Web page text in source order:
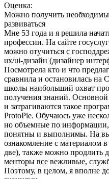
Оценка:
Можно получить
развиваться
Мне 53 года и я решила
профессии. На сайте
можно отучиться с
ux/ui-дизайн (дизайнер
Посмотрела кто и что
сравнила и остановилась на
школы наибольший охват
получения знаний. Основной
и затрагиваются такое
ProtoPie. Обучаюсь уже
но объемные по
понятны и выполнимы. На
ознакомление с материалом
две), также можно продлить
менторы все вежливые,
Поэтому, в целом, я вполне